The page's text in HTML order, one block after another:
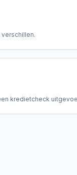
kredietcheck